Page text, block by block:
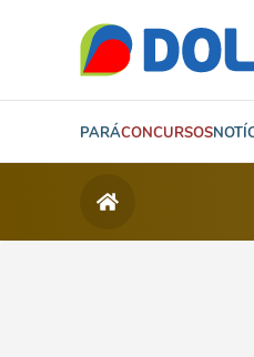
PARÁCONCURSOS